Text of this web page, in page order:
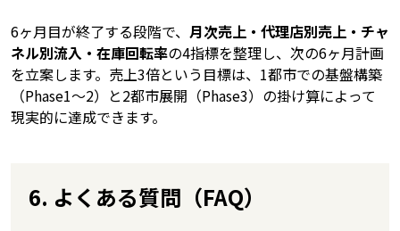
6ヶ月目が終了する段階で、 月次売上・代理店別売上・チャ
ネル別流入・在庫回転率の4指標を整理し、次の6ヶ月計画
を立案します。売上3倍という目標は、1都市での基盤構築
（Phase1〜2）と2都市展開（Phase3）の掛け算によって
現実的に達成できます。
6. よくある質問（FAQ）